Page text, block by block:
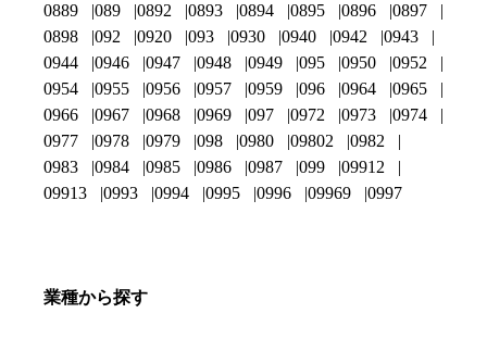
0889
089 0892 0893 0894 0895 0896
0897
0898
092 0920 093 0930 0940 0942
0943
0944
0946 0947 0948 0949 095 0950
0952
0954
0955 0956 0957 0959 096 0964
0965
0966
0967 0968 0969 097 0972 0973
0974
0977
0978 0979 098 0980 09802
0982
0983
0984 0985 0986 0987 099
09912
09913
0993 0994 0995 0996 09969 0997
業種から探す